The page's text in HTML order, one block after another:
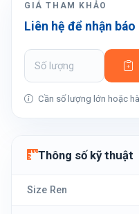
GIÁ THAM KHẢO
Liên hệ để nhận báo
Cần số lượng lớn hoặc
Thông số kỹ thuật
Size Ren